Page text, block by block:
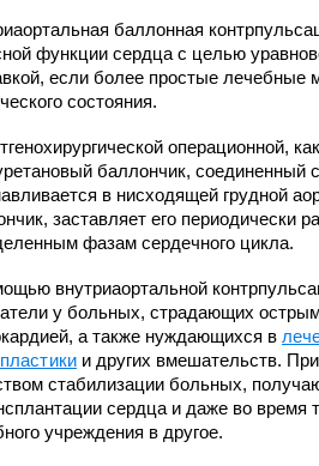
населения № 3
для
с острым
синдромом
кардиологической
для
кабинетами
методов
лечения № 1
методов
лечения № 2
баллонная
функции сердца с целью
если более простые лечебные
состояния.
операционной,
баллончик, соединенный
в нисходящей грудной
заставляет его периодически
фазам сердечного цикла.
внутриаортальной
у больных, страдающих
а также нуждающихся в
и других вмешательств.
стабилизации больных,
сердца и даже во время
учреждения в другое.